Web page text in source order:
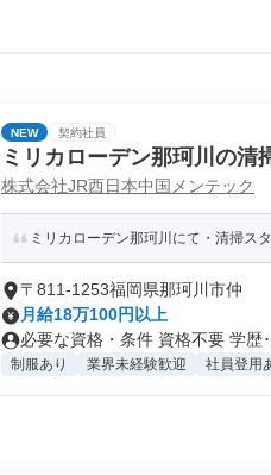
NEW 契約社員
ミリカローデン那珂川の清
株式会社JR西日本中国メンテック
ミリカローデン那珂川にて・清掃ス
〒811-1253福岡県那珂川市仲
月給18万100円以上
必要な資格・条件 資格不要 学歴
制服あり 業界未経験歓迎 社員登用